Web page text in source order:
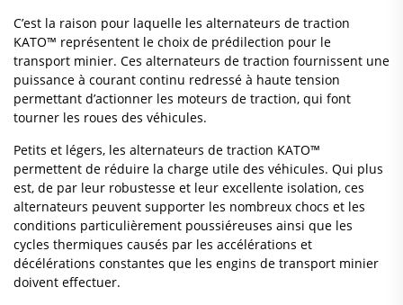
C’est la raison pour laquelle les alternateurs de traction
KATO™ représentent le choix de prédilection pour le
transport minier. Ces alternateurs de traction fournissent une
puissance à courant continu redressé à haute tension
permettant d’actionner les moteurs de traction, qui font
tourner les roues des véhicules.
Petits et légers, les alternateurs de traction KATO™
permettent de réduire la charge utile des véhicules. Qui plus
est, de par leur robustesse et leur excellente isolation, ces
alternateurs peuvent supporter les nombreux chocs et les
conditions particulièrement poussiéreuses ainsi que les
cycles thermiques causés par les accélérations et
décélérations constantes que les engins de transport minier
doivent effectuer.